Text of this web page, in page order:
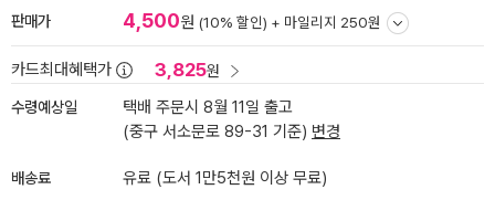
판매가 4,500원 (10% 할인) + 마일리지 250원
카드최대혜택가 3,825원
수령예상일
택배 주문시 8월 11일 출고
(중구 서소문로 89-31 기준) 변경
배송료 유료 (도서 1만5천원 이상 무료)